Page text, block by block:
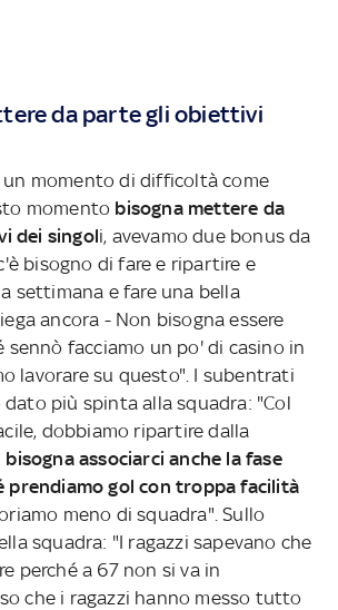
da parte gli obiettivi
un momento di difficoltà come
momento bisogna mettere da
dei singoli, avevamo due bonus da
bisogno di fare e ripartire e
settimana e fare una bella
ancora - Non bisogna essere
facciamo un po' di casino in
lavorare su questo". I subentrati
più spinta alla squadra: "Col
dobbiamo ripartire dalla
bisogna associarci anche la fase
prendiamo gol con troppa facilità
meno di squadra". Sullo
squadra: "I ragazzi sapevano che
perché a 67 non si va in
che i ragazzi hanno messo tutto